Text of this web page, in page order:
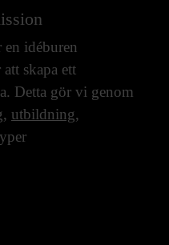
en idéburen
skapa ett
Detta gör vi genom
, utbildning,